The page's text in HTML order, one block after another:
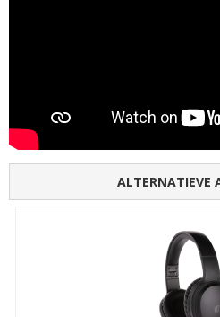
ALTERNATIEVE